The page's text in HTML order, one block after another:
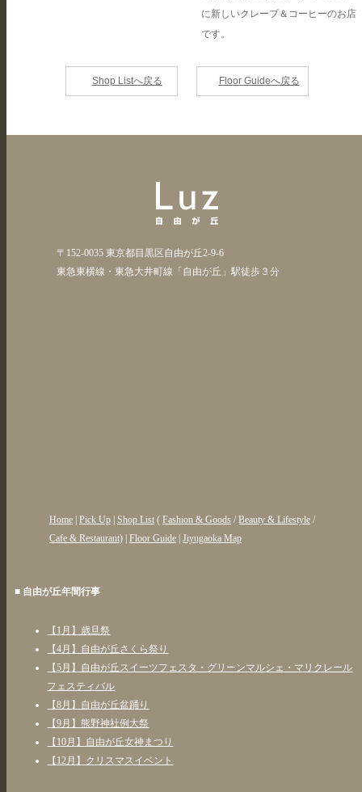
に新しいクレープ＆コーヒーのお店
です。
Shop Listへ戻る Floor Guideへ戻る
〒152-0035 東京都目黒区自由が丘2-9-6
東急東横線・東急大井町線「自由が丘」駅徒歩３分
Home| Pick Up| Shop List( Fashion & Goods / Beauty & Lifestyle/
Cafe & Restaurant) | Floor Guide| Jiyugaoka Map
■ 自由が丘年間行事
【1月】歳旦祭
【4月】自由が丘さくら祭り
【5月】自由が丘スイーツフェスタ・グリーンマルシェ・マリクレール
フェスティバル
【8月】自由が丘盆踊り
【9月】熊野神社例大祭
【10月】自由が丘女神まつり
【12月】クリスマスイベント